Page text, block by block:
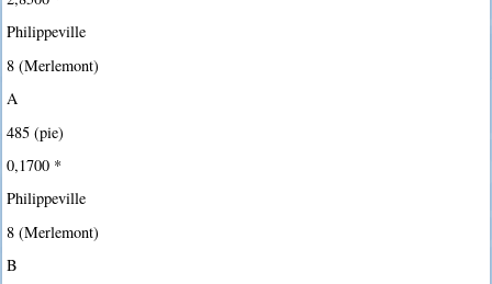
Philippeville
8 (Merlemont)
A
485 (pie)
0,1700 *
Philippeville
8 (Merlemont)
B